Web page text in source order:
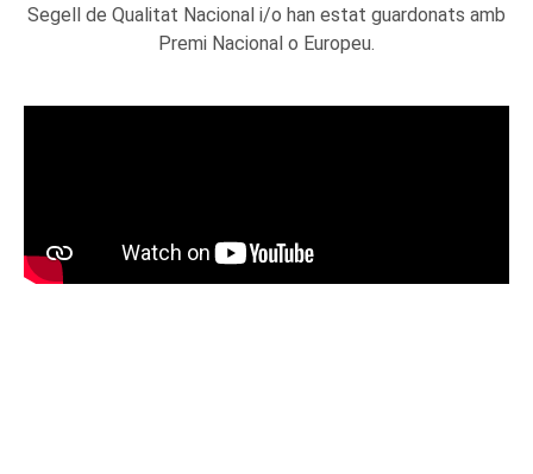
Segell de Qualitat Nacional i/o han estat guardonats amb
Premi Nacional o Europeu.